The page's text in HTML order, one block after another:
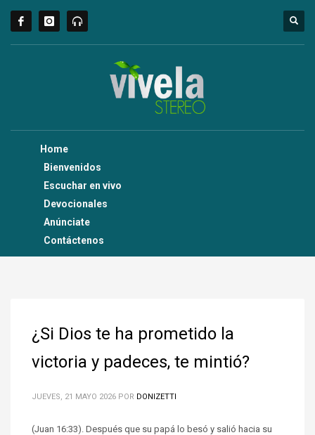
Home
Bienvenidos
Escuchar en vivo
Devocionales
Anúnciate
Contáctenos
¿Si Dios te ha prometido la
victoria y padeces, te mintió?
JUEVES, 21 MAYO 2026 POR DONIZETTI
(Juan 16:33). Después que su papá lo besó y salió hacia su